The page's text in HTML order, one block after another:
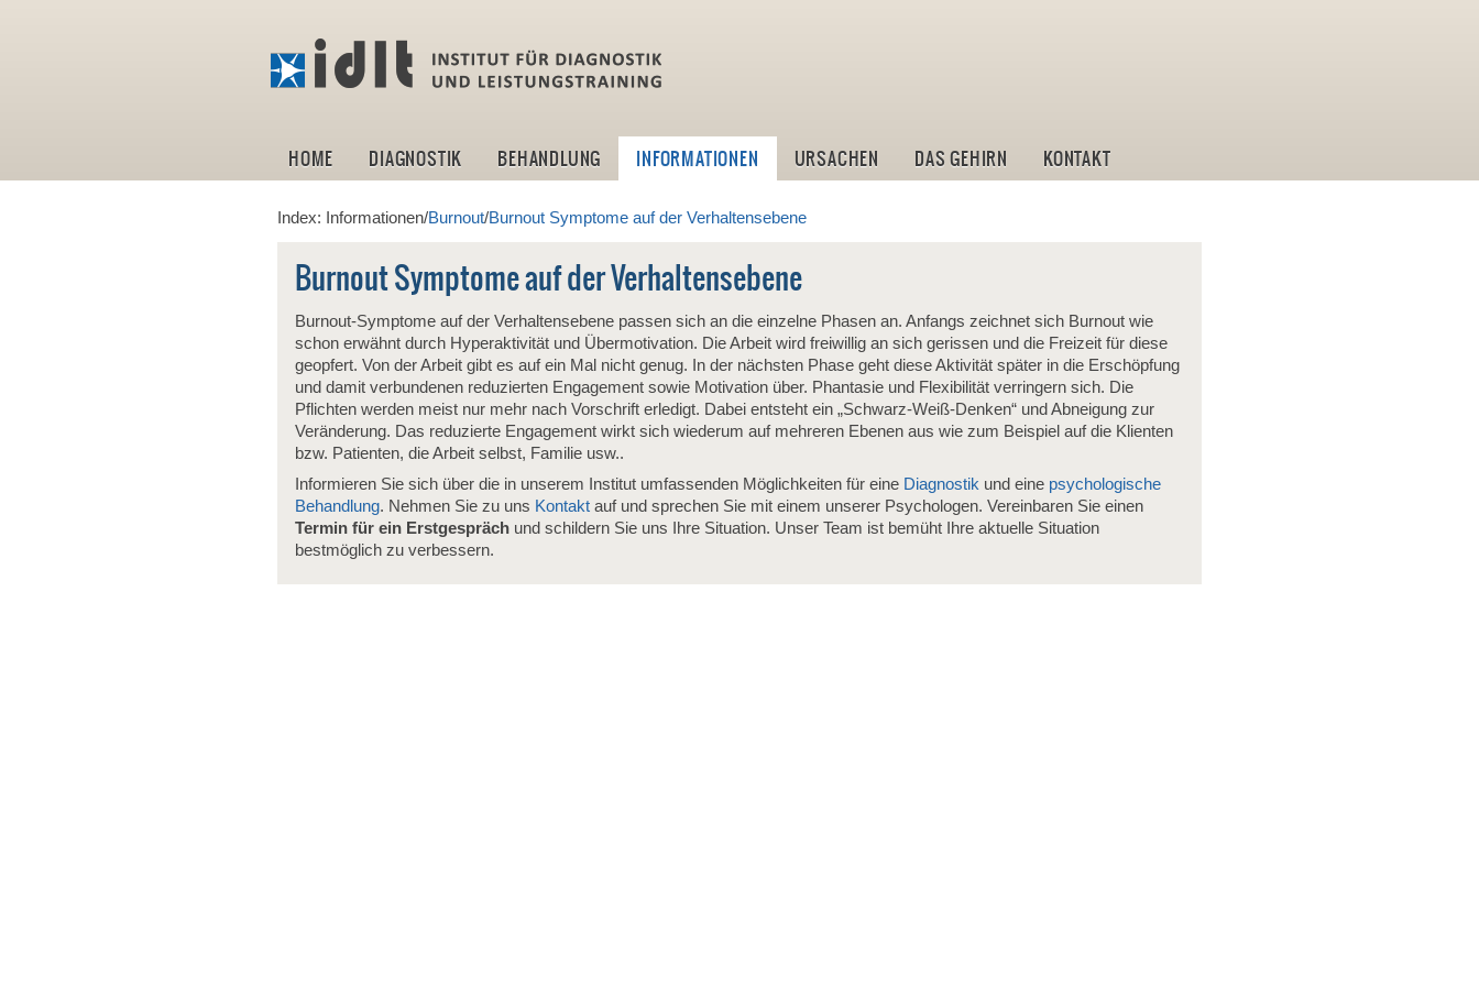
HOME DIAGNOSTIK BEHANDLUNG INFORMATIONEN URSACHEN DAS GEHIRN KONTAKT
Index: Informationen/Burnout/Burnout Symptome auf der Verhaltensebene
Burnout Symptome auf der Verhaltensebene
Burnout-Symptome auf der Verhaltensebene passen sich an die einzelne Phasen an. Anfangs zeichnet sich Burnout wie
schon erwähnt durch Hyperaktivität und Übermotivation. Die Arbeit wird freiwillig an sich gerissen und die Freizeit für diese
geopfert. Von der Arbeit gibt es auf ein Mal nicht genug. In der nächsten Phase geht diese Aktivität später in die Erschöpfung
und damit verbundenen reduzierten Engagement sowie Motivation über. Phantasie und Flexibilität verringern sich. Die
Pflichten werden meist nur mehr nach Vorschrift erledigt. Dabei entsteht ein „Schwarz-Weiß-Denken“ und Abneigung zur
Veränderung. Das reduzierte Engagement wirkt sich wiederum auf mehreren Ebenen aus wie zum Beispiel auf die Klienten
bzw. Patienten, die Arbeit selbst, Familie usw..
Informieren Sie sich über die in unserem Institut umfassenden Möglichkeiten für eine Diagnostik und eine psychologische
Behandlung. Nehmen Sie zu uns Kontaktauf und sprechen Sie mit einem unserer Psychologen. Vereinbaren Sie einen
Termin für ein Erstgesprächund schildern Sie uns Ihre Situation. Unser Team ist bemüht Ihre aktuelle Situation
bestmöglich zu verbessern.